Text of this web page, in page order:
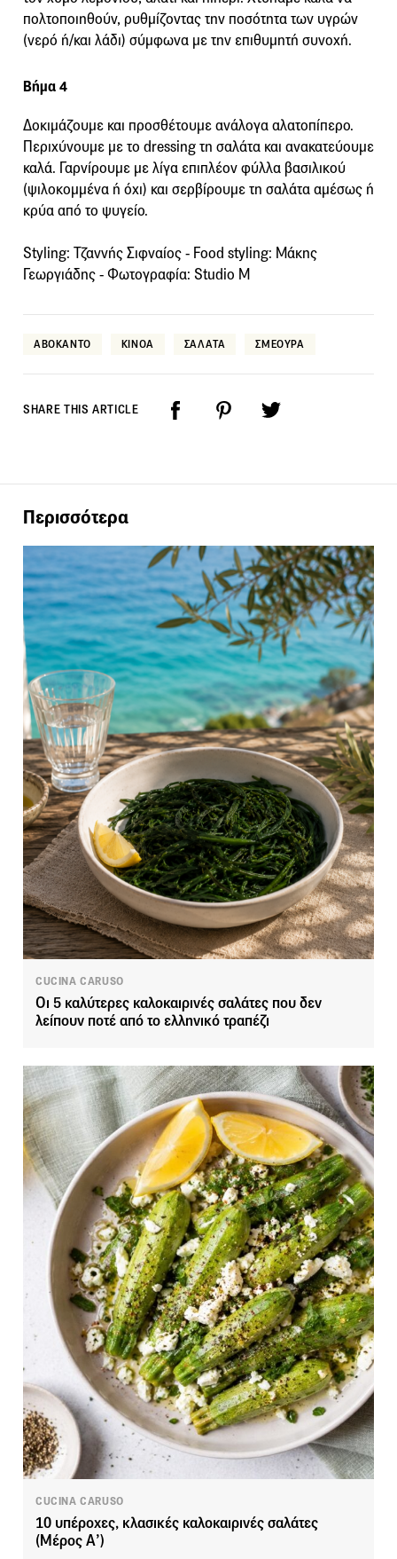
πολτοποιηθούν, ρυθμίζοντας την ποσότητα των υγρών
(νερό ή/και λάδι) σύμφωνα με την επιθυμητή συνοχή.
Βήμα 4
Δοκιμάζουμε και προσθέτουμε ανάλογα αλατοπίπερο.
Περιχύνουμε με το dressing τη σαλάτα και ανακατεύουμε
καλά. Γαρνίρουμε με λίγα επιπλέον φύλλα βασιλικού
(ψιλοκομμένα ή όχι) και σερβίρουμε τη σαλάτα αμέσως ή
κρύα από το ψυγείο.
Styling: Τζαννής Σιφναίος - Food styling: Μάκης
Γεωργιάδης - Φωτογραφία: Studio M
ΑΒΟΚΑΝΤΟ ΚΙΝΟΑ ΣΑΛΑΤΑ ΣΜΕΟΥΡΑ
SHARE THIS ARTICLE
Περισσότερα
CUCINA CARUSO
Οι 5 καλύτερες καλοκαιρινές σαλάτες που δεν
λείπουν ποτέ από το ελληνικό τραπέζι
CUCINA CARUSO
10 υπέροχες, κλασικές καλοκαιρινές σαλάτες
(Μέρος Α’)